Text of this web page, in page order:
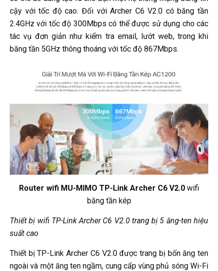
cậy với tốc độ cao. Đối với Archer C6 V2.0 có băng tần
2.4GHz với tốc độ 300Mbps có thể được sử dụng cho các
tác vụ đơn giản như kiểm tra email, lướt web, trong khi
băng tần 5GHz thông thoáng với tốc độ 867Mbps.
Router wifi MU-MIMO TP-Link Archer C6 V2.0 wifi
băng tần kép
Thiết bị wifi TP-Link Archer C6 V2.0 trang bị 5 ăng-ten hiệu
suất cao
Thiết bị TP-Link Archer C6 V2.0 được trang bị bốn ăng ten
ngoài và một ăng ten ngầm, cung cấp vùng phủ sóng Wi-Fi